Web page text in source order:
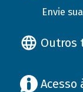
Envie
Outros
Acesso